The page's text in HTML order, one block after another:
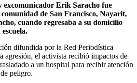
excomunicador Erik Saracho fue
comunidad de San Francisco, Nayarit,
cuando regresaba a su domicilio
difundida por la Red Periodística
agresión, el activista recibió impactos de
a un hospital para recibir atención
peligro.